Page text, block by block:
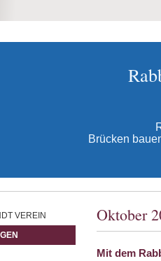
Brücken
VEREIN
Oktober
Mit dem